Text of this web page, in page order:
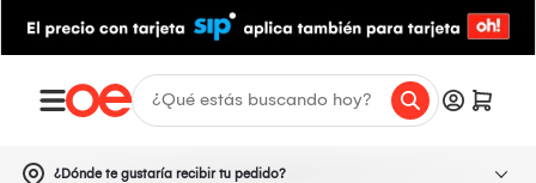
¿Dónde te gustaría recibir tu pedido?